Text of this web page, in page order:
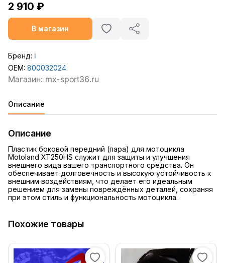
2 910 ₽
В магазин
Бренд: ℹ️
OEM: 800032024
Описание
Описание
Пластик боковой передний (пара) для мотоцикла
Motoland XT250HS служит для защиты и улучшения
внешнего вида вашего транспортного средства. Он
обеспечивает долговечность и высокую устойчивость к
внешним воздействиям, что делает его идеальным
решением для замены повреждённых деталей, сохраняя
при этом стиль и функциональность мотоцикла.
Похожие товары